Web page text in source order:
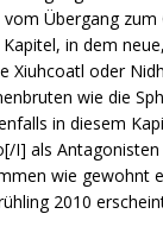
Übergang
in dem
oder
wie die
in diesem
I] als
wie gewohnt
2010